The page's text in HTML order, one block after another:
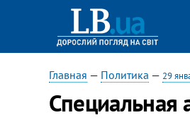
Главная — Политика — 29
Специальная